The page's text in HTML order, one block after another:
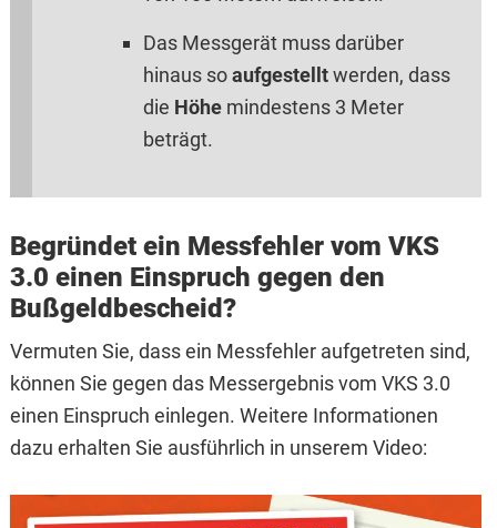
Das Messgerät muss darüber
hinaus soaufgestelltwerden, dass
die Höhemindestens 3 Meter
beträgt.
Begründet ein Messfehler vom VKS
3.0 einen Einspruch gegen den
Bußgeldbescheid?
Vermuten Sie, dass ein Messfehler aufgetreten sind,
können Sie gegen das Messergebnis vom VKS 3.0
einen Einspruch einlegen. Weitere Informationen
dazu erhalten Sie ausführlich in unserem Video: